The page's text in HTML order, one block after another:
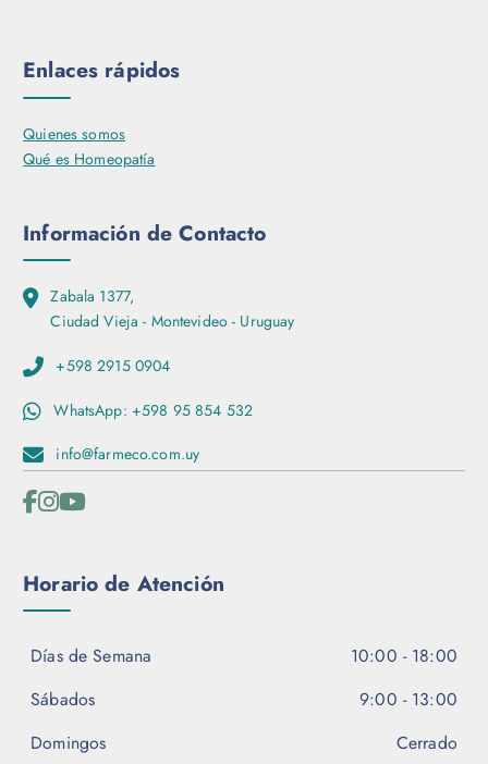
Enlaces rápidos
Quienes somos
Qué es Homeopatía
Información de Contacto
Zabala 1377,
Ciudad Vieja - Montevideo - Uruguay
+598 2915 0904
WhatsApp: +598 95 854 532
info@farmeco.com.uy
Horario de Atención
Días de Semana
10:00 - 18:00
Sábados
9:00 - 13:00
Domingos
Cerrado